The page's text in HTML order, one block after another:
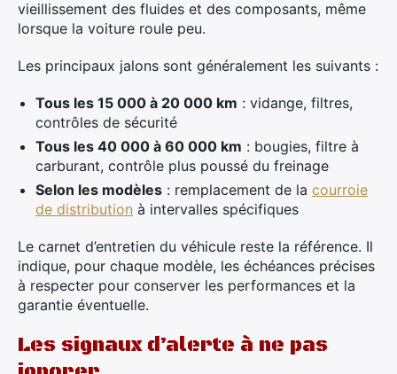
vieillissement des fluides et des composants, même
lorsque la voiture roule peu.
Les principaux jalons sont généralement les suivants :
Tous les 15 000 à 20 000 km : vidange, filtres,
contrôles de sécurité
Tous les 40 000 à 60 000 km : bougies, filtre à
carburant, contrôle plus poussé du freinage
Selon les modèles : remplacement de la courroie
de distribution à intervalles spécifiques
Le carnet d’entretien du véhicule reste la référence. Il
indique, pour chaque modèle, les échéances précises
à respecter pour conserver les performances et la
garantie éventuelle.
Les signaux d’alerte à ne pas